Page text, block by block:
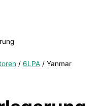
/ 6LPA / Yanmar